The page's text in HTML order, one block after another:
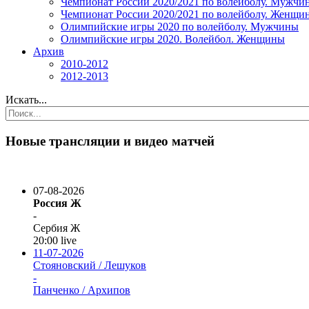
Чемпионат России 2020/2021 по волейболу.
Олимпийские игры 2020 по волейболу. Мужчины
Олимпийские игры 2020. Волейбол. Женщины
Архив
2010-2012
2012-2013
Искать...
Новые трансляции и видео матчей
07-08-2026
Россия Ж
-
Сербия Ж
20:00 live
11-07-2026
Стояновский / Лешуков
-
Панченко / Архипов